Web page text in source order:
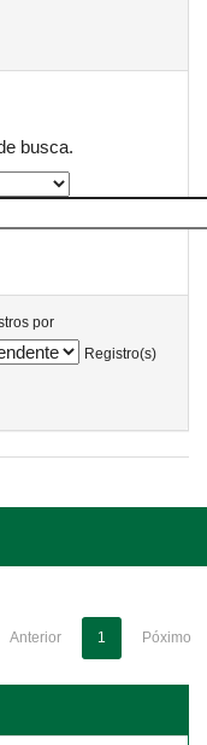
busca.
por
Registro(s)
Anterior 1 Póximo